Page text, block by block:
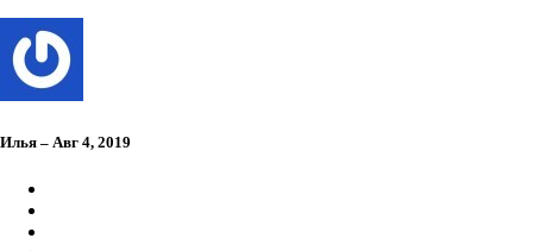
Илья – Авг 4, 2019